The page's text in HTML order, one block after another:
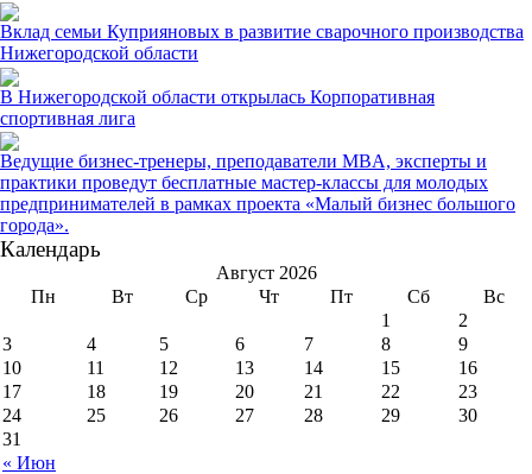
Вклад семьи Куприяновых в развитие сварочного производства
Нижегородской области
В Нижегородской области открылась Корпоративная
спортивная лига
Ведущие бизнес-тренеры, преподаватели MBA, эксперты и
практики проведут бесплатные мастер-классы для молодых
предпринимателей в рамках проекта «Малый бизнес большого
города».
Календарь
Август 2026
Пн
Вт Ср Чт Пт Сб Вс
« Июн
1
2
3
4 5 6 7 8
9
10
11 12 13 14 15
16
17
18 19 20 21 22
23
24
25 26 27 28 29
30
31